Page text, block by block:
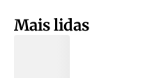
Mais lidas